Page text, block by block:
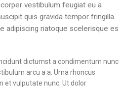
vestibulum feugiat eu a
quis gravida tempor fringilla
adipiscing natoque scelerisque es
dictumst a condimentum nunc
arcu a a. Urna rhoncus
et vulputate nunc. Ut dolor